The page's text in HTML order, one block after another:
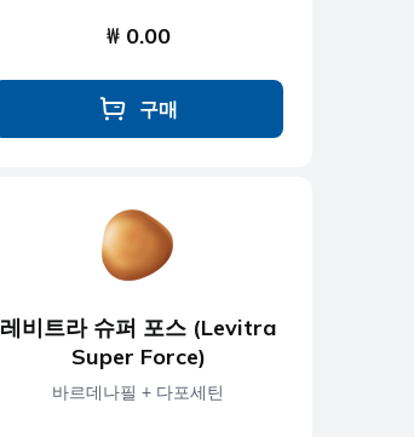
₩ 0.00
구매
레비트라 슈퍼 포스 (Levitra
Super Force)
바르데나필 + 다포세틴